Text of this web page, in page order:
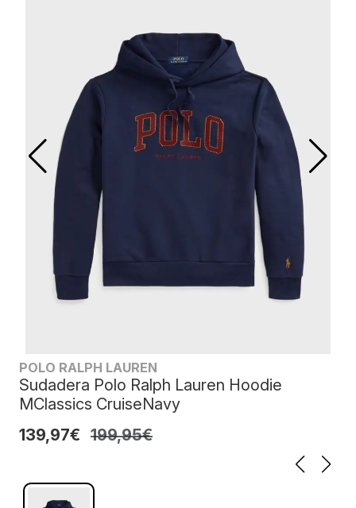
POLO RALPH LAUREN
Sudadera Polo Ralph Lauren Hoodie
MClassics CruiseNavy
139,97€ 199,95€